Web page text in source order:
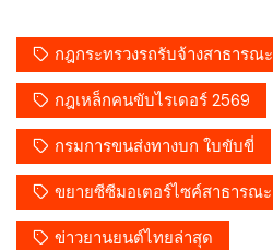
กฎกระทรวงรถรับจ้างสาธารณะ
กฎเหล็กคนขับไรเดอร์ 2569
กรมการขนส่งทางบก ใบขับขี่
ขยายซีซีมอเตอร์ไซค์สาธารณะ
ข่าวยานยนต์ไทยล่าสุด